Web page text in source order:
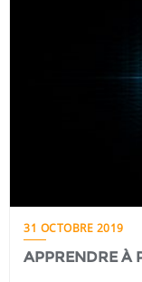
31 OCTOBRE 2019
APPRENDRE À